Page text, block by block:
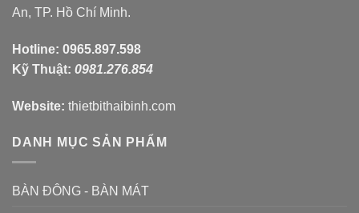
An, TP. Hồ Chí Minh.
Hotline: 0965.897.598
Kỹ Thuật: 0981.276.854
Website: thietbithaibinh.com
DANH MỤC SẢN PHẨM
BÀN ĐÔNG - BÀN MÁT